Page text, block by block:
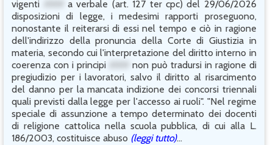
vigenti
a verbale (art. 127 ter cpc) del 29/06/2026
disposizioni di legge, i medesimi rapporti proseguono,
nonostante il reiterarsi di essi nel tempo e ciò in ragione
dell'indirizzo della pronuncia della Corte di Giustizia in
materia, secondo cui l'interpretazione del diritto interno in
coerenza con i principi
non può tradursi in ragione di
pregiudizio per i lavoratori, salvo il diritto al risarcimento
del danno per la mancata indizione dei concorsi triennali
quali previsti dalla legge per l'accesso ai ruoli". "Nel regime
speciale di assunzione a tempo determinato dei docenti
di religione cattolica nella scuola pubblica, di cui alla L.
186/2003, costituisce abuso (leggi tutto)...